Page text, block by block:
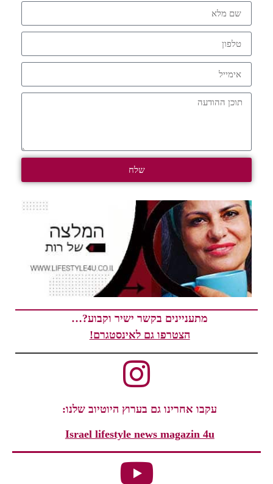
שלח
מתעניינים בקשר ישיר וקבוע?…
הצטרפו גם לאינסטגרם!
עקבו אחרינו גם בערוץ היוטיוב שלנו:
Israel lifestyle news magazin 4u